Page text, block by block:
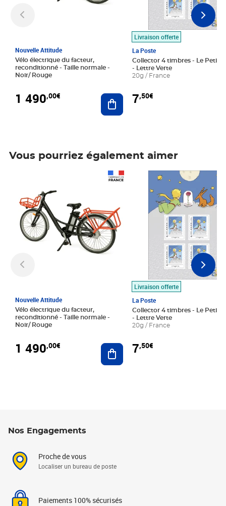
Nouvelle Attitude
Vélo électrique du facteur,
reconditionné - Taille normale -
Noir/ Rouge
1 490,00€ Ajouter au panier
Livraison offerte
La Poste
Collector 4 timbres - Le Petit
- Lettre Verte
20g / France
7,50€
Vous pourriez également aimer
Nouvelle Attitude
Vélo électrique du facteur,
reconditionné - Taille normale -
Noir/ Rouge
1 490,00€ Ajouter au panier
Livraison offerte
La Poste
Collector 4 timbres - Le Petit
- Lettre Verte
20g / France
7,50€
Prix 7,50€
Nos Engagements
Proche de vous
Localiser un bureau de poste
Paiements 100% sécurisés